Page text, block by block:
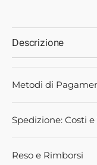
ACW2936900
-
Descrizione
Metodi di
Spedizione: Costi
Reso e Rimborsi